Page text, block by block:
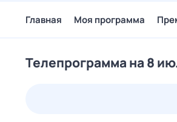
Главная Моя программа
Телепрограмма на 8